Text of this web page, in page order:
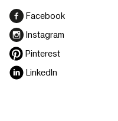
Facebook
Instagram
Pinterest
LinkedIn